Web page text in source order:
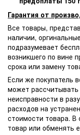
Гарантия от
Все товары,
наличии,
подразумевает
возникшего по вине
срока или замену
Если же покупатель
может рассчитывать
неисправности в
расходов на
стоимости товара. В
товар или обменять